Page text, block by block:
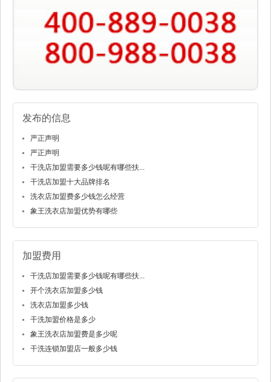
发布的信息
严正声明
严正声明
干洗店加盟需要多少钱呢有哪些扶...
干洗店加盟十大品牌排名
洗衣店加盟费多少钱怎么经营
象王洗衣店加盟优势有哪些
加盟费用
干洗店加盟需要多少钱呢有哪些扶...
开个洗衣店加盟多少钱
洗衣店加盟多少钱
干洗加盟价格是多少
象王洗衣店加盟费是多少呢
干洗连锁加盟店一般多少钱